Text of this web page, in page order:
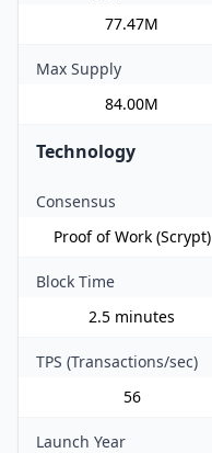
77.47M
Max Supply
84.00M
Technology
Consensus
Proof of Work (Scrypt)
Block Time
2.5 minutes
TPS (Transactions/sec)
56
Launch Year